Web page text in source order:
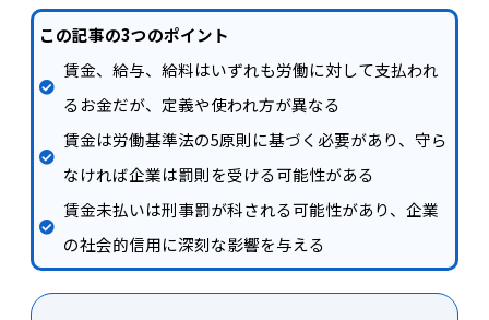
この記事の3つのポイント
賃金、給与、給料はいずれも労働に対して支払われ
るお金だが、定義や使われ方が異なる
賃金は労働基準法の5原則に基づく必要があり、守ら
なければ企業は罰則を受ける可能性がある
賃金未払いは刑事罰が科される可能性があり、企業
の社会的信用に深刻な影響を与える